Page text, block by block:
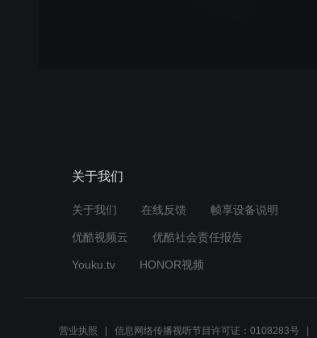
关于我们
关于我们 在线反馈 帧享设备说明
优酷视频云 优酷社会责任报告
Youku.tv HONOR视频
营业执照 信息网络传播视听节目许可证：0108283号